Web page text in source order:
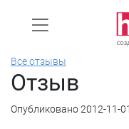
Все отзывы
Отзыв
Опубликовано 2012-11-